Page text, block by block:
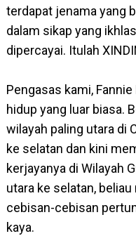
terdapat jenama yang
dalam sikap yang
dipercayai. Itulah
Pengasas kami,
hidup yang luar biasa.
wilayah paling utara di
ke selatan dan kini
kerjayanya di Wilayah
utara ke selatan,
cebisan-cebisan
kaya.